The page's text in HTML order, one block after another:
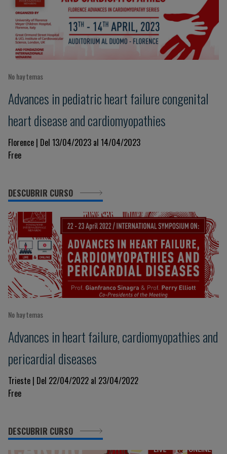
No hay temas
Advances in pediatric heart failure congenital
heart disease and cardiomyopathies
Florence | Del 13/04/2023 al 14/04/2023
Free
DESCUBRIR CURSO
No hay temas
Advances in heart failure, cardiomyopathies and
pericardial diseases
Trieste | Del 22/04/2022 al 23/04/2022
Free
DESCUBRIR CURSO